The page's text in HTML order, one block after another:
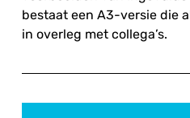
bestaat een A3-versie die
in overleg met collega’s.